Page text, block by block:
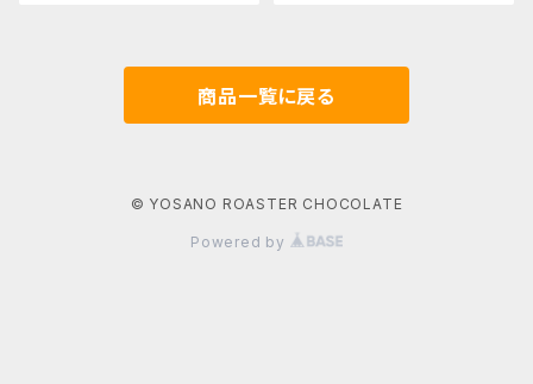
商品一覧に戻る
© YOSANO ROASTER CHOCOLATE
Powered by